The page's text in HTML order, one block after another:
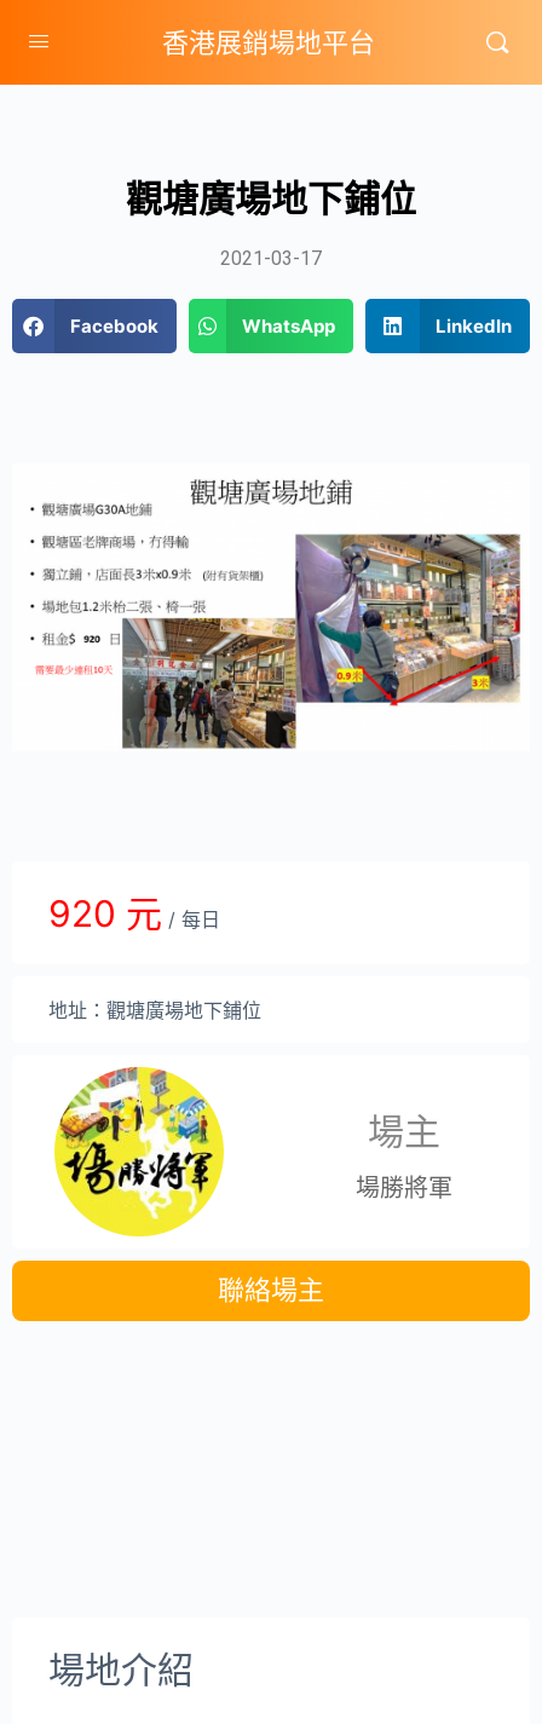
香港展銷場地平台
觀塘廣場地下鋪位
2021-03-17
Facebook WhatsApp LinkedIn
920 元 / 每日
地址：觀塘廣場地下鋪位
場主
場勝將軍
聯絡場主
場地介紹